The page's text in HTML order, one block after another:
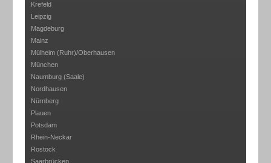
Krefeld
Leipzig
Magdeburg
Mainz
Mülheim (Ruhr)/Oberhausen
München
Naumburg (Saale)
Nordhausen
Nürnberg
Plauen
Potsdam
Rhein-Neckar
Rostock
Saarbrücken